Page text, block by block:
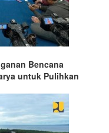
Bencana
untuk Pulihkan